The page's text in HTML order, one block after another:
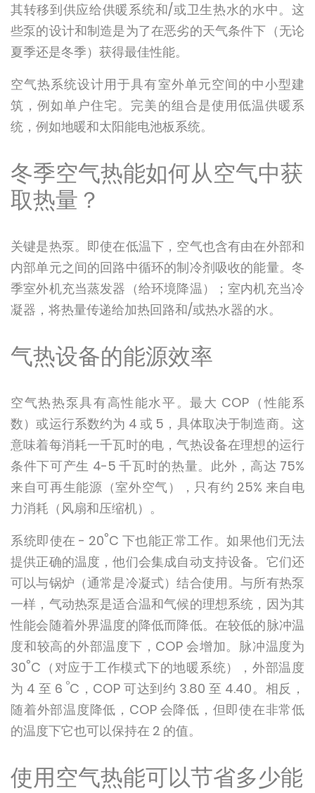
其转移到供应给供暖系统和/或卫生热水的水中。这
些泵的设计和制造是为了在恶劣的天气条件下（无论
夏季还是冬季）获得最佳性能。
空气热系统设计用于具有室外单元空间的中小型建
筑，例如单户住宅。完美的组合是使用低温供暖系
统，例如地暖和太阳能电池板系统。
冬季空气热能如何从空气中获
取热量？
关键是热泵。即使在低温下，空气也含有由在外部和
内部单元之间的回路中循环的制冷剂吸收的能量。冬
季室外机充当蒸发器（给环境降温）；室内机充当冷
凝器，将热量传递给加热回路和/或热水器的水。
气热设备的能源效率
空气热热泵具有高性能水平。最大 COP（性能系
数）或运行系数约为 4 或 5，具体取决于制造商。这
意味着每消耗一千瓦时的电，气热设备在理想的运行
条件下可产生 4-5 千瓦时的热量。此外，高达 75%
来自可再生能源（室外空气），只有约 25% 来自电
力消耗（风扇和压缩机）。
系统即使在 - 20°C 下也能正常工作。如果他们无法
提供正确的温度，他们会集成自动支持设备。它们还
可以与锅炉（通常是冷凝式）结合使用。与所有热泵
一样，气动热泵是适合温和气候的理想系统，因为其
性能会随着外界温度的降低而降低。在较低的脉冲温
度和较高的外部温度下，COP 会增加。脉冲温度为
30°C（对应于工作模式下的地暖系统），外部温度
为 4 至 6 ºC，COP 可达到约 3.80 至 4.40。相反，
随着外部温度降低，COP 会降低，但即使在非常低
的温度下它也可以保持在 2 的值。
使用空气热能可以节省多少能